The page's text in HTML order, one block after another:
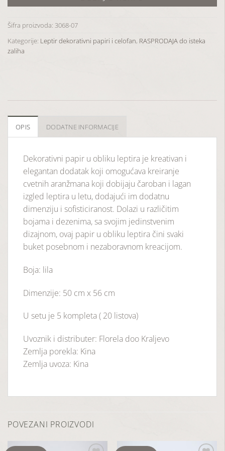
Šifra proizvoda: 3068-07
Kategorije: Leptir dekorativni papiri i celofan, RASPRODAJA do isteka
zaliha
OPIS DODATNE INFORMACIJE
Dekorativni papir u obliku leptira je kreativan i
elegantan dodatak koji omogućava kreiranje
cvetnih aranžmana koji dobijaju čaroban i lagan
izgled leptira u letu, dodajući im dodatnu
dimenziju i sofisticiranost. Dolazi u različitim
bojama i dezenima, sa svojim jedinstvenim
dizajnom, ovaj papir u obliku leptira čini svaki
buket posebnom i nezaboravnom kreacijom.
Boja: lila
Dimenzije: 50 cm x 56 cm
U setu je 5 kompleta ( 20 listova)
Uvoznik i distributer: Florela doo Kraljevo
Zemlja porekla: Kina
Zemlja uvoza: Kina
POVEZANI PROIZVODI